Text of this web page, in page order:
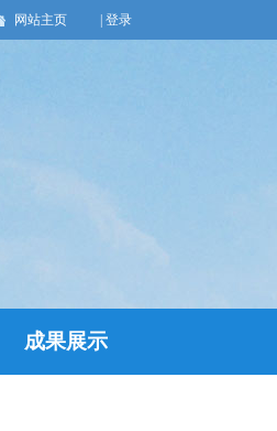
网站主页 | 登录
成果展示